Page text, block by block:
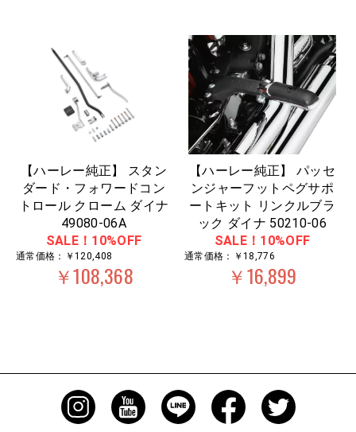
【ハーレー純正】 スタン
ダード・フォワードコン
トロール クローム ダイナ
49080-06A
SALE！10%OFF
通常価格：￥120,408
￥108,368
【ハーレー純正】 パッセ
ンジャーフットペグサポ
ートキット リンクルブラ
ック ダイナ 50210-06
SALE！10%OFF
通常価格：￥18,776
￥16,899